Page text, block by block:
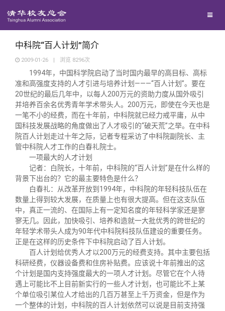
地区联络
年级联络
院系校友工作
专业委员会
兴趣群体
西南联大校友会
回馈母校
捐赠项目
捐赠新闻
捐赠纪事
捐赠方法
义工计划
媒体平台
《清华校友通讯》
《水木清华》
我要订阅
新媒体平台
百年清华
清华人物
清华故事
青春风采
校友文苑
校友讲坛
校友视界
校友服务
终身学习
信息化服务
三创大赛
实用信息
校友总会
总会简介
会长致辞
总会章程
理事会名单
关闭
中科院“百人计划”简介
2009-01-26 | 浏览 8296次
1994年，中国科学院启动了当时国内最早的高目标、高标
准和高强度支持的人才引进与培养计划———“百人计划”。要在
20世纪的最后几年中，以每人200万元的资助力度从国外吸引
并培养百余名优秀青年学术带头人。200万元，即使在今天也是
一笔不小的经费，而在十年前，中科院就已经力戒平庸，从中
国科技发展战略的角度做出了人才吸引的“破天荒”之举。在中科
院百人计划走过十年之际，记者专程采访了中科院副院长、主
管中科院人才工作的白春礼院士。
一项最大的人才计划
记者：白院长，十年前，中科院的“百人计划”是在什么样的
背景下出台的？它的最主要特色是什么？
白春礼：从改革开放到1994年，中科院的年轻科技队伍在
数量上得到较大发展，在质量上也有很大提高。但在这支队伍
中，真正一流的、在国际上有一定知名度的年轻科学家还是寥
寥无几。因此，加快吸引、培养和造就一大批优秀的跨世纪的
年轻学术带头人成为90年代中科院科技队伍建设的重要任务。
正是在这样的历史条件下中科院启动了百人计划。
百人计划给优秀人才以200万元的经费支持。其中主要包括
科研经费，仪器设备费和住房补贴费。应该说十年前推出的这
个计划是国内支持强度最大的一项人才计划。尽管它在个人待
遇上可能比不上目前新实行的一些人才计划，也可能比不上某
个单位吸引某位人才给出的几百万甚至上千万资金，但是作为
一个整体的计划，中科院的百人计划依然可以说是目前支持强